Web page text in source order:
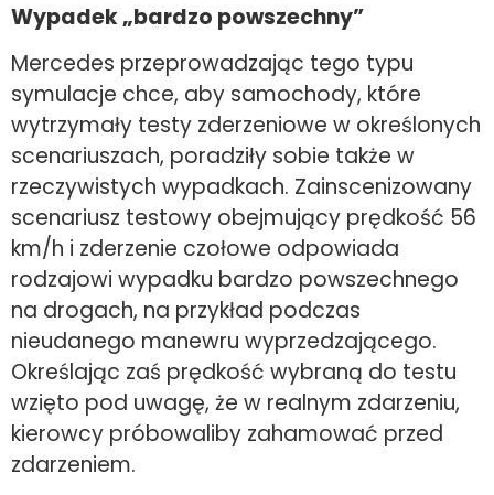
Wypadek „bardzo powszechny”
Mercedes przeprowadzając tego typu
symulacje chce, aby samochody, które
wytrzymały testy zderzeniowe w określonych
scenariuszach, poradziły sobie także w
rzeczywistych wypadkach. Zainscenizowany
scenariusz testowy obejmujący prędkość 56
km/h i zderzenie czołowe odpowiada
rodzajowi wypadku bardzo powszechnego
na drogach, na przykład podczas
nieudanego manewru wyprzedzającego.
Określając zaś prędkość wybraną do testu
wzięto pod uwagę, że w realnym zdarzeniu,
kierowcy próbowaliby zahamować przed
zdarzeniem.